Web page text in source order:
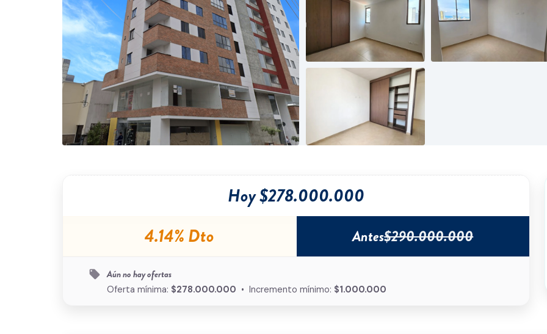
Hoy $278.000.000
4.14% Dto
Antes$290.000.000
local_offer Aún no hay ofertas
Oferta mínima: $278.000.000 • Incremento mínimo: $1.000.000